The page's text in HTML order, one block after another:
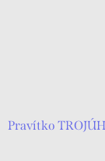
Pravítko